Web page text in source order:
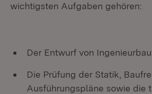
wichtigsten Aufgaben gehören:
Der Entwurf von
Die Prüfung der Statik,
Ausführungspläne sowie die